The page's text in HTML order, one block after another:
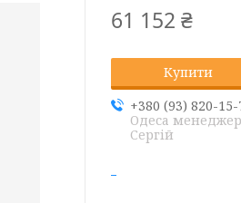
61 152 ₴
Купити
+380 (93) 820-15-
Одеса менеджер
Сергій